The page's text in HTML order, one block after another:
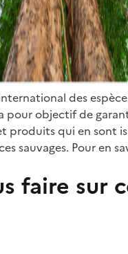
des
pour objectif de
produits qui en sont
sauvages. Pour en
faire sur